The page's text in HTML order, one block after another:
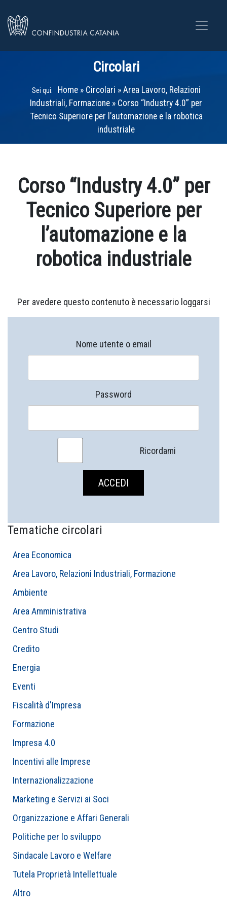
Circolari
Sei qui: Home» Circolari » Area Lavoro, Relazioni
Industriali, Formazione » Corso “Industry 4.0” per
Tecnico Superiore per l’automazione e la robotica
industriale
Corso “Industry 4.0” per
Tecnico Superiore per
l’automazione e la
robotica industriale
Per avedere questo contenuto è necessario loggarsi
Nome utente o email
Password
Ricordami
Tematiche circolari
Area Economica
Area Lavoro, Relazioni Industriali, Formazione
Ambiente
Area Amministrativa
Centro Studi
Credito
Energia
Eventi
Fiscalità d'Impresa
Formazione
Impresa 4.0
Incentivi alle Imprese
Internazionalizzazione
Marketing e Servizi ai Soci
Organizzazione e Affari Generali
Politiche per lo sviluppo
Sindacale Lavoro e Welfare
Tutela Proprietà Intellettuale
Altro